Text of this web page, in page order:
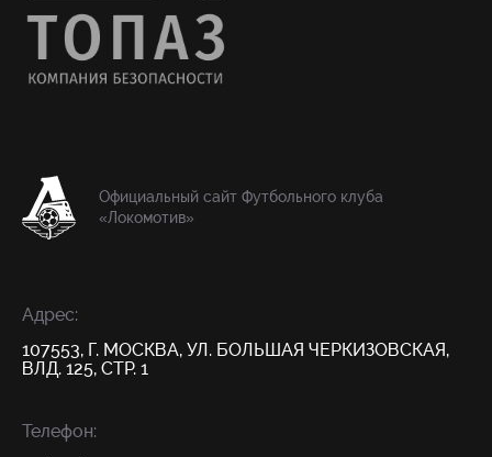
Официальный сайт Футбольного клуба
«Локомотив»
Адрес:
107553, Г. МОСКВА, УЛ. БОЛЬШАЯ ЧЕРКИЗОВСКАЯ,
ВЛД. 125, СТР. 1
Телефон: